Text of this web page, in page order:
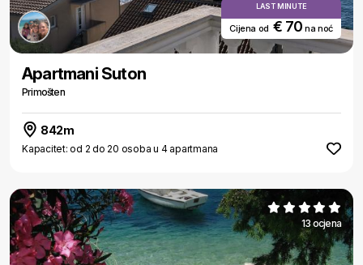
LAST MINUTE
Cijena od € 70na noć
Apartmani Suton
Primošten
842m
Kapacitet: od 2 do 20 osoba u 4 apartmana
13 ocjena